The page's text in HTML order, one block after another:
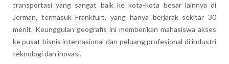
transportasi yang sangat baik ke kota-kota besar lainnya di
Jerman, termasuk Frankfurt, yang hanya berjarak sekitar 30
menit. Keunggulan geografis ini memberikan mahasiswa akses
ke pusat bisnis internasional dan peluang profesional di industri
teknologi dan inovasi.